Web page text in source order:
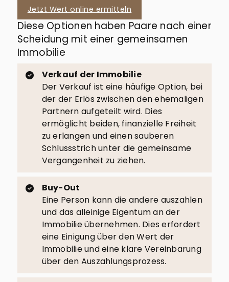
Jetzt Wert online ermitteln
Diese Optionen haben Paare nach einer
Scheidung mit einer gemeinsamen
Immobilie
Verkauf der Immobilie
Der Verkauf ist eine häufige Option, bei
der der Erlös zwischen den ehemaligen
Partnern aufgeteilt wird. Dies
ermöglicht beiden, finanzielle Freiheit
zu erlangen und einen sauberen
Schlussstrich unter die gemeinsame
Vergangenheit zu ziehen.
Buy-Out
Eine Person kann die andere auszahlen
und das alleinige Eigentum an der
Immobilie übernehmen. Dies erfordert
eine Einigung über den Wert der
Immobilie und eine klare Vereinbarung
über den Auszahlungsprozess.